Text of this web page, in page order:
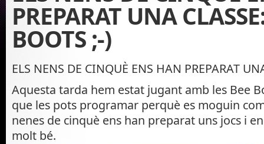
PREPARAT UNA
BOOTS ;-)
ELS NENS DE CINQUÈ ENS HAN PREPARAT
Aquesta tarda hem estat jugant amb les Bee
que les pots programar perquè es moguin
nenes de cinquè ens han preparat uns jocs i
molt bé.